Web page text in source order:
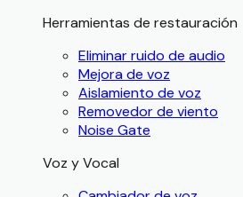
Herramientas de restauración
Eliminar ruido de audio
Mejora de voz
Aislamiento de voz
Removedor de viento
Noise Gate
Voz y Vocal